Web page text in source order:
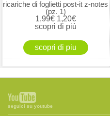
ricariche di foglietti post-it z-notes
(pz. 1)
1,99€1,20€
scopri di più
seguici su youtube